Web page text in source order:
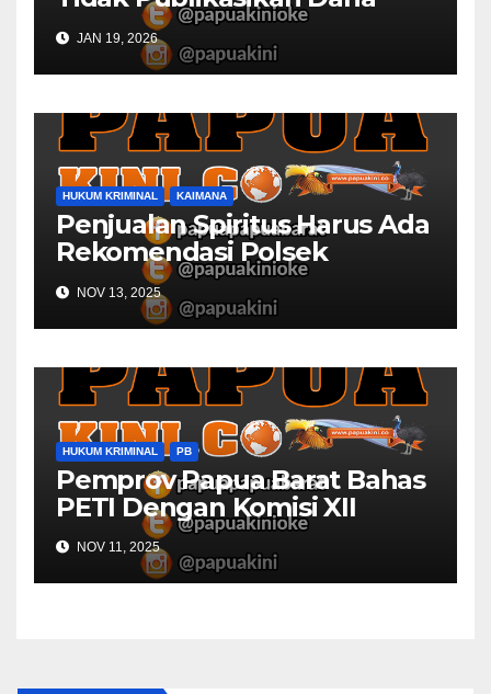
Desa
JAN 19, 2026
HUKUM KRIMINAL KAIMANA
Penjualan Spiritus Harus Ada
Rekomendasi Polsek
Kaimana
NOV 13, 2025
HUKUM KRIMINAL PB
Pemprov Papua Barat Bahas
PETI Dengan Komisi XII
NOV 11, 2025